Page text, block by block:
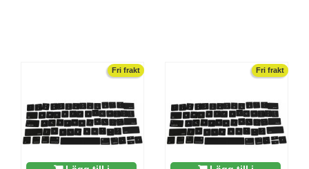
Fri frakt Fri frakt